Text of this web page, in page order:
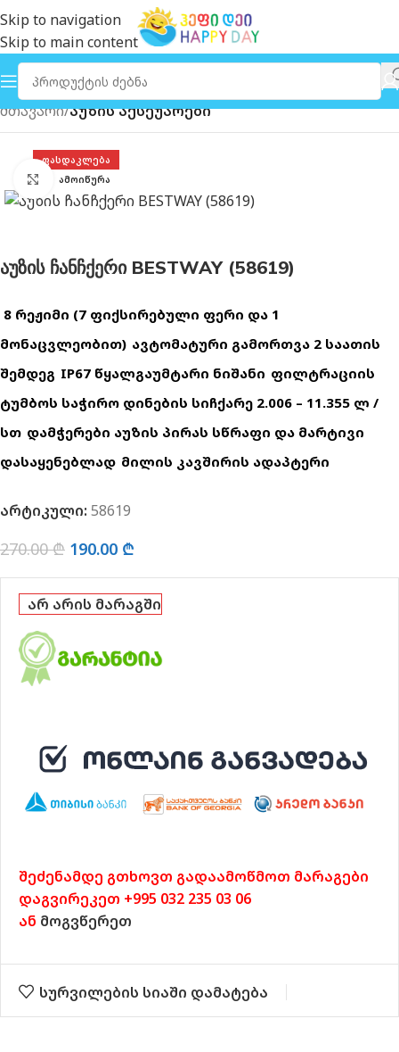
Skip to navigation
Skip to main content
მთავარი აუზის აქსეუარები
ᲤᲐᲡᲓᲐᲙᲚᲔᲑᲐ
ᲐᲛᲝᲘᲬᲣᲠᲐ
გახსნა
აუზის ჩანჩქერი BESTWAY (58619)
8 ᲠᲔᲟᲘᲛᲘ (7 ᲤᲘᲥᲡᲘᲠᲔᲑᲣᲚᲘ ᲤᲔᲠᲘ ᲓᲐ 1
ᲛᲝᲜᲐᲪᲕᲚᲔᲝᲑᲘᲗ) ᲐᲕᲢᲝᲛᲐᲢᲣᲠᲘ ᲒᲐᲛᲝᲠᲗᲕᲐ 2 ᲡᲐᲐᲗᲘᲡ
ᲨᲔᲛᲓᲔᲒ IP67 ᲬᲧᲐᲚᲒᲐᲣᲛᲢᲐᲠᲘ ᲜᲘᲨᲐᲜᲘ ᲤᲘᲚᲢᲠᲐᲪᲘᲘᲡ
ᲢᲣᲛᲑᲝᲡ ᲡᲐᲭᲘᲠᲝ ᲓᲘᲜᲔᲑᲘᲡ ᲡᲘᲩᲥᲐᲠᲔ 2.006 – 11.355 Ლ /
ᲡᲗ ᲓᲐᲛᲭᲔᲠᲔᲑᲘ ᲐᲣᲖᲘᲡ ᲞᲘᲠᲐᲡ ᲡᲬᲠᲐᲤᲘ ᲓᲐ ᲛᲐᲠᲢᲘᲕᲘ
ᲓᲐᲡᲐᲧᲔᲜᲔᲑᲚᲐᲓ ᲛᲘᲚᲘᲡ ᲙᲐᲕᲨᲘᲠᲘᲡ ᲐᲓᲐᲞᲢᲔᲠᲘ
არტიკული: 58619
270.00₾ 190.00 ₾
არ არის მარაგში
შეძენამდე გთხოვთ გადაამოწმოთ მარაგები
დაგვირეკეთ +995 032 235 03 06
ან მოგვწერეთ
სურვილების სიაში დამატება